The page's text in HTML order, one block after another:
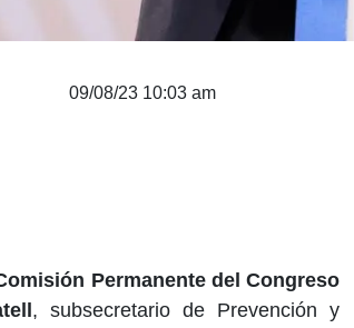
09/08/23 10:03 am
Permanente del Congreso
, subsecretario de Prevención y